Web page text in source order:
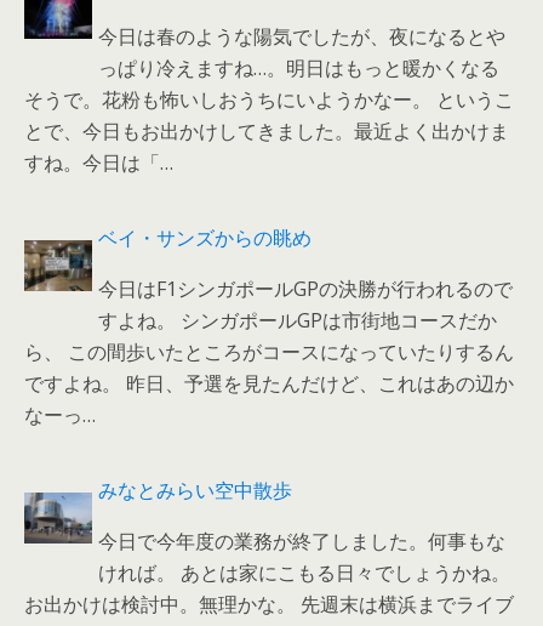
今日は春のような陽気でしたが、夜になるとや
っぱり冷えますね…。明日はもっと暖かくなる
そうで。花粉も怖いしおうちにいようかなー。 というこ
とで、今日もお出かけしてきました。最近よく出かけま
すね。今日は「…
ベイ・サンズからの眺め
今日はF1シンガポールGPの決勝が行われるので
すよね。 シンガポールGPは市街地コースだか
ら、 この間歩いたところがコースになっていたりするん
ですよね。 昨日、予選を見たんだけど、これはあの辺か
なーっ…
みなとみらい空中散歩
今日で今年度の業務が終了しました。何事もな
ければ。 あとは家にこもる日々でしょうかね。
お出かけは検討中。無理かな。 先週末は横浜までライブ